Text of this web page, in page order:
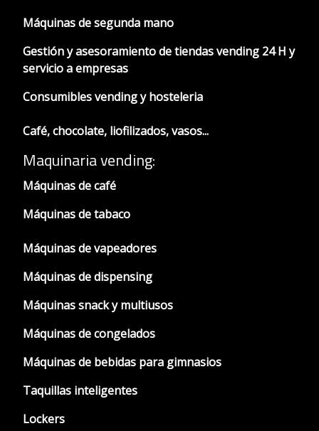
Máquinas de segunda mano
Gestión y asesoramiento de tiendas vending 24 H y
servicio a empresas
Consumibles vending y hosteleria
Café, chocolate, liofilizados, vasos...
Maquinaria vending:
Máquinas de café
Máquinas de tabaco
Máquinas de vapeadores
Máquinas de dispensing
Máquinas snack y multiusos
Máquinas de congelados
Máquinas de bebidas para gimnasios
Taquillas inteligentes
Lockers